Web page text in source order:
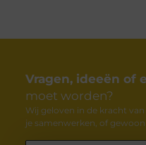
Vragen, ideeën of
moet worden?
Wij geloven in de kracht
je samenwerken, of